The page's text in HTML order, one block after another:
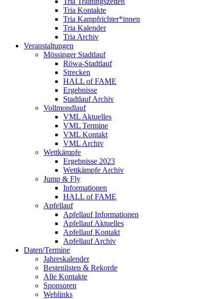
Tria Kontakte
Tria Kampfrichter*innen
Tria Kalender
Tria Archiv
Veranstaltungen
Mössinger Stadtlauf
Röwa-Stadtlauf
Strecken
HALL of FAME
Ergebnisse
Stadtlauf Archiv
Vollmondlauf
VML Aktuelles
VML Termine
VML Kontakt
VML Archiv
Wettkämpfe
Ergebnisse 2023
Wettkämpfe Archiv
Jump & Fly
Informationen
HALL of FAME
Apfellauf
Apfellauf Informationen
Apfellauf Aktuelles
Apfellauf Kontakt
Apfellauf Archiv
Daten/Termine
Jahreskalender
Bestenlisten & Rekorde
Alle Kontakte
Sponsoren
Weblinks